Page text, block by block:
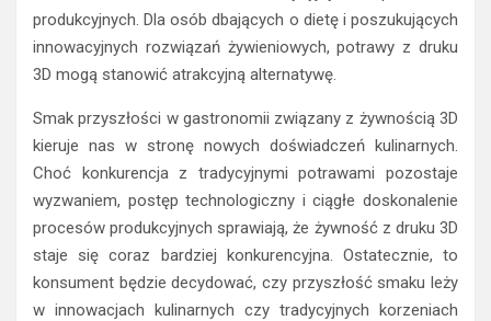
produkcyjnych. Dla osób dbających o dietę i poszukujących
innowacyjnych rozwiązań żywieniowych, potrawy z druku
3D mogą stanowić atrakcyjną alternatywę.
Smak przyszłości w gastronomii związany z żywnością 3D
kieruje nas w stronę nowych doświadczeń kulinarnych.
Choć konkurencja z tradycyjnymi potrawami pozostaje
wyzwaniem, postęp technologiczny i ciągłe doskonalenie
procesów produkcyjnych sprawiają, że żywność z druku 3D
staje się coraz bardziej konkurencyjna. Ostatecznie, to
konsument będzie decydować, czy przyszłość smaku leży
w innowacjach kulinarnych czy tradycyjnych korzeniach